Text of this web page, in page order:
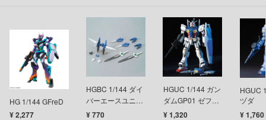
HG 1/144 GFreD
¥ 2,277
HGBC 1/144 ダイ
バーエースユニッ
ト
¥ 770
HGUC 1/144 ガン
ダムGP01 ゼフィ
ランサス
¥ 1,320
HGUC
ヅダ
¥ 1,760
ナデシコ
ージョウ